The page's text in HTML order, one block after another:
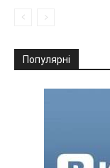
Популярні